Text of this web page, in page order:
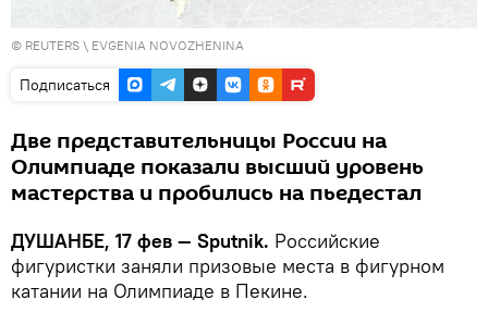
© REUTERS \ EVGENIA NOVOZHENINA
Подписаться
Две представительницы России на
Олимпиаде показали высший уровень
мастерства и пробились на пьедестал
ДУШАНБЕ, 17 фев — Sputnik. Российские
фигуристки заняли призовые места в фигурном
катании на Олимпиаде в Пекине.